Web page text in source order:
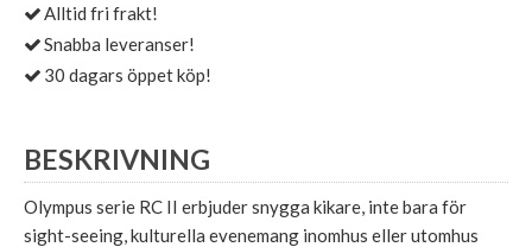
Alltid fri frakt!
Snabba leveranser!
30 dagars öppet köp!
BESKRIVNING
Olympus serie RC II erbjuder snygga kikare, inte bara för
sight-seeing, kulturella evenemang inomhus eller utomhus